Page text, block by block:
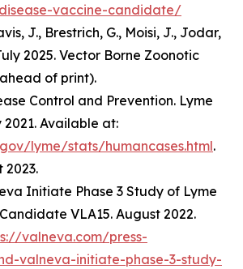
vaccine-candidate/
J., Brestrich, G., Moisi, J., Jodar,
2025. Vector Borne Zoonotic
of print).
Control and Prevention. Lyme
Available at:
lyme/stats/humancases.html.
2023.
Initiate Phase 3 Study of Lyme
VLA15. August 2022.
valneva.com/press-
valneva-initiate-phase-3-study-